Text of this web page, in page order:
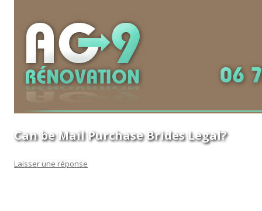
Can be Mail Purchase Brides Legal?
Laisser une réponse